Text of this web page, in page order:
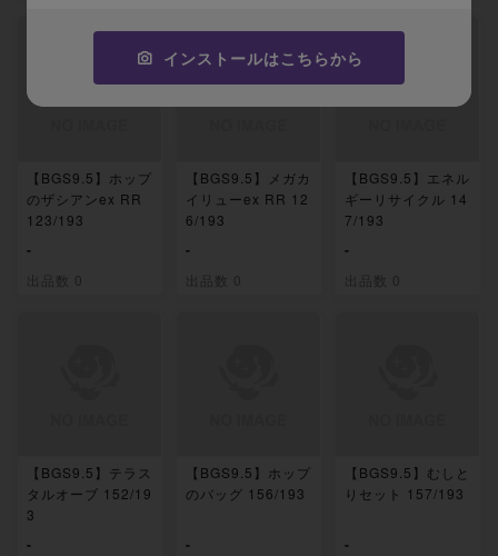
【BGS9.5】ホップ
のザシアンex RR
123/193
-
出品数 0
【BGS9.5】メガカ
イリューex RR 12
6/193
-
出品数 0
【BGS9.5】エネル
ギーリサイクル 14
7/193
-
出品数 0
【BGS9.5】テラス
タルオーブ 152/19
3
-
【BGS9.5】ホップ
のバッグ 156/193
-
【BGS9.5】むしと
りセット 157/193
-
インストールはこちらから